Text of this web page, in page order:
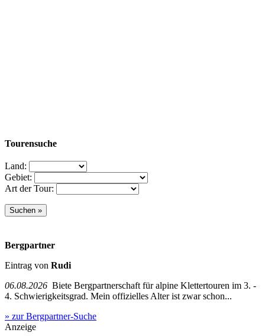
Tourensuche
Land:
Gebiet:
Art der Tour:
Bergpartner
Eintrag von Rudi
06.08.2026 Biete Bergpartnerschaft für alpine Klettertouren im 3. -
4. Schwierigkeitsgrad. Mein offizielles Alter ist zwar schon...
» zur Bergpartner-Suche
Anzeige